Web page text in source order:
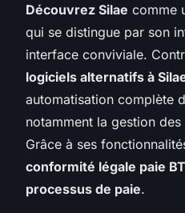
Découvrez Silae comme
qui se distingue par son
interface conviviale.
logiciels alternatifs à
automatisation complète
notamment la gestion
Grâce à ses
conformité légale paie
processus de paie.